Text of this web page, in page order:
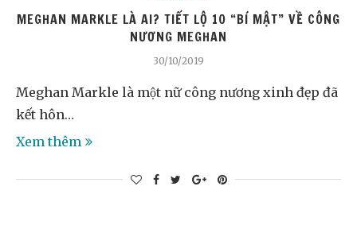
MEGHAN MARKLE LÀ AI? TIẾT LỘ 10 “BÍ MẬT” VỀ CÔNG
NƯƠNG MEGHAN
30/10/2019
Meghan Markle là một nữ công nương xinh đẹp đã
kết hôn…
Xem thêm